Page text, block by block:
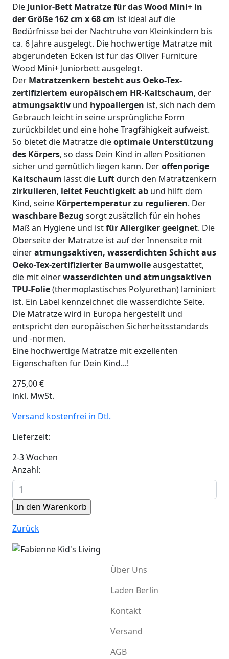
Die Junior-Bett Matratze für das Wood Mini+ in
der Größe 162 cm x 68 cm ist ideal auf die
Bedürfnisse bei der Nachtruhe von Kleinkindern bis
ca. 6 Jahre ausgelegt. Die hochwertige Matratze mit
abgerundeten Ecken ist für das Oliver Furniture
Wood Mini+ Juniorbett ausgelegt.
Der Matratzenkern besteht aus Oeko-Tex-
zertifiziertem europäischem HR-Kaltschaum, der
atmungsaktiv und hypoallergen ist, sich nach dem
Gebrauch leicht in seine ursprüngliche Form
zurückbildet und eine hohe Tragfähigkeit aufweist.
So bietet die Matratze dieoptimale Unterstützung
des Körpers, so dass Dein Kind in allen Positionen
sicher und gemütlich liegen kann. Deroffenporige
Kaltschaum lässt die Luftdurch den Matratzenkern
zirkulieren, leitet Feuchtigkeit ab und hilft dem
Kind, seine Körpertemperatur zu regulieren. Der
waschbare Bezug sorgt zusätzlich für ein hohes
Maß an Hygiene und istfür Allergiker geeignet. Die
Oberseite der Matratze ist auf der Innenseite mit
eineratmungsaktiven, wasserdichten Schicht aus
Oeko-Tex-zertifizierter Baumwolleausgestattet,
die mit einerwasserdichten und atmungsaktiven
TPU-Folie(thermoplastisches Polyurethan) laminiert
ist. Ein Label kennzeichnet die wasserdichte Seite.
Die Matratze wird in Europa hergestellt und
entspricht den europäischen Sicherheitsstandards
und -normen.
Eine hochwertige Matratze mit exzellenten
Eigenschaften für Dein Kind...!
275,00€
inkl. MwSt.
Versand kostenfrei in Dtl.
Lieferzeit:
2-3 Wochen
Anzahl:
Zurück
Über Uns
Laden Berlin
Kontakt
Versand
AGB